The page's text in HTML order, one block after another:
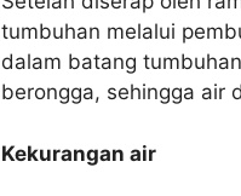
tumbuhan melalui
dalam batang
berongga, sehingga air
Kekurangan air